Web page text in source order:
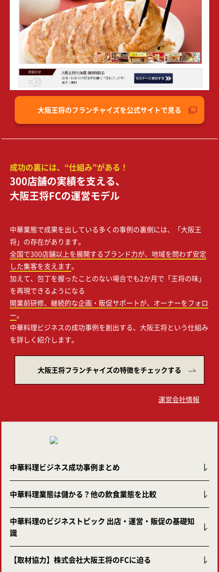
大阪王将のフランチャイズを公式サイトで見る
成功の裏には、“仕組み”がある！
300店舗の実績を支える、
大阪王将FCの運営モデル
中華業態で成果を出している多くの事例の裏側には、「大阪王
将」の存在があります。
全国で300店舗以上を展開するブランド力が、地域を問わず安定
した集客を支えます。
加えて、包丁を握ったことのない場合でも2か月で「王将の味」
を再現できるようになる
開業前研修、継続的な企画・販促サポートが、オーナーをフォロ
ー。
中華料理ビジネスの成功事例を創出する、大阪王将という仕組み
を詳しく紹介します。
大阪王将フランチャイズの特徴をチェックする
運営会社情報
中華料理ビジネス成功事例まとめ
中華料理業態は儲かる？他の飲食業態を比較
中華料理のビジネストピック 出店・運営・販促の基礎知
識
【取材協力】株式会社大阪王将のFCに迫る